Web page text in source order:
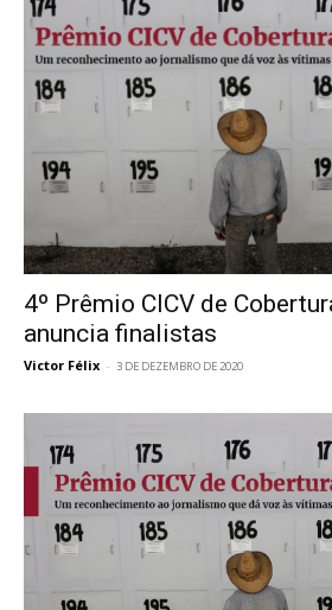
4º Prêmio CICV de
anuncia finalistas
Victor Félix - 3 DE DEZEMBRO DE 2020